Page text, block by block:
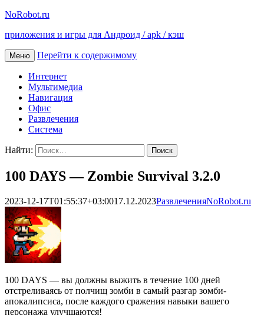
NoRobot.ru
приложения и игры для Андроид / apk / кэш
Меню Перейти к содержимому
Интернет
Мультимедиа
Навигация
Офис
Развлечения
Система
Найти:
100 DAYS — Zombie Survival 3.2.0
2023-12-17T01:55:37+03:0017.12.2023РазвлеченияNoRobot.ru
100 DAYS — вы должны выжить в течение 100 дней
отстреливаясь от полчищ зомби в самый разгар зомби-
апокалипсиса, после каждого сражения навыки вашего
персонажа улучшаются!